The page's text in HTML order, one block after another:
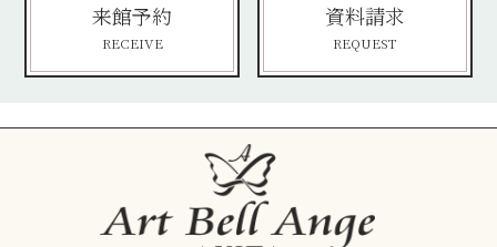
来館予約
RECEIVE
資料請求
REQUEST